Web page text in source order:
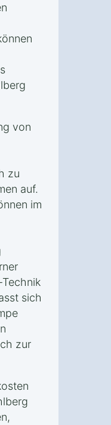
von
zu
auf.
im
sich
zur